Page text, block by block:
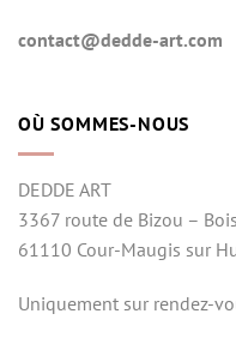
contact@dedde-art.com
OÙ SOMMES-NOUS
DEDDE ART
3367 route de Bizou –
61110 Cour-Maugis sur
Uniquement sur rendez-